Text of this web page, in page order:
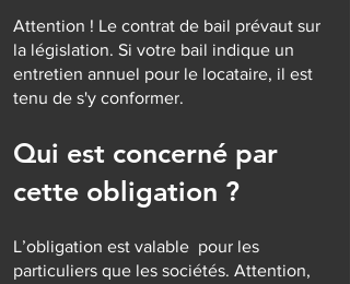
Attention ! Le contrat de bail prévaut sur
la législation. Si votre bail indique un
entretien annuel pour le locataire, il est
tenu de s'y conformer.
Qui est concerné par
cette obligation ?
L’obligation est valable pour les
particuliers que les sociétés. Attention,